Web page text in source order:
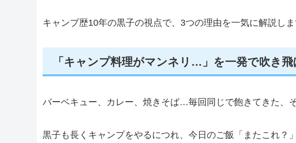
キャンプ歴10年の黒子の視点で、3つの理由を一気に解説しま
「キャンプ料理がマンネリ…」を一発で吹き
バーベキュー、カレー、焼きそば…毎回同じで飽きてきた、
黒子も長くキャンプをやるにつれ、今日のご飯「またこれ？